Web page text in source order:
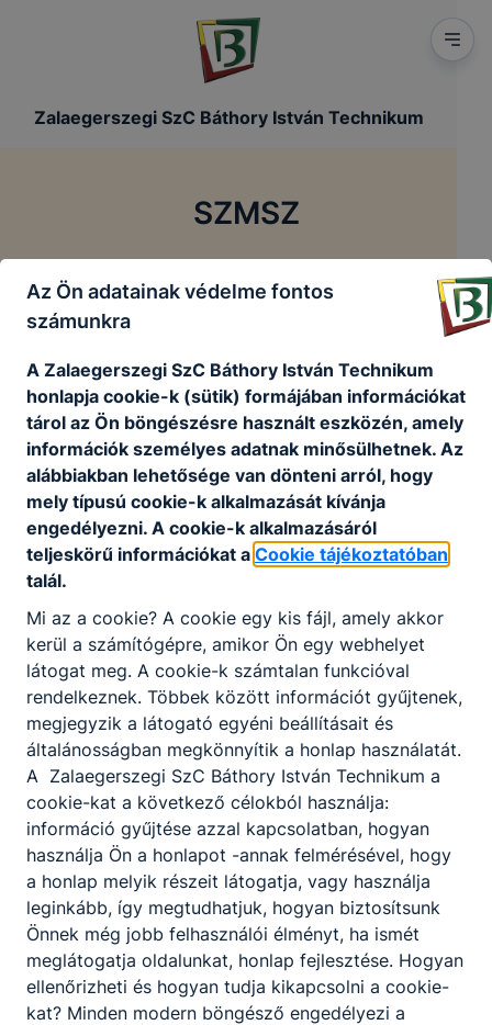
Zalaegerszegi SzC Báthory István Technikum
SZMSZ
Főoldal / Szakmai dokumentumok
Szervezeti Működési Szabályzat 2024
SZMSZletöltése
Partnereink
Az Ön adatainak védelme fontos
számunkra
A Zalaegerszegi SzC Báthory István Technikum
honlapja cookie-k (sütik) formájában információkat
tárol az Ön böngészésre használt eszközén, amely
információk személyes adatnak minősülhetnek. Az
alábbiakban lehetősége van dönteni arról, hogy
mely típusú cookie-k alkalmazását kívánja
engedélyezni. A cookie-k alkalmazásáról
teljeskörű információkat a Cookie tájékoztatóban
talál.
Mi az a cookie? A cookie egy kis fájl, amely akkor
kerül a számítógépre, amikor Ön egy webhelyet
látogat meg. A cookie-k számtalan funkcióval
rendelkeznek. Többek között információt gyűjtenek,
megjegyzik a látogató egyéni beállításait és
általánosságban megkönnyítik a honlap használatát.
A Zalaegerszegi SzC Báthory István Technikum a
cookie-kat a következő célokból használja:
információ gyűjtése azzal kapcsolatban, hogyan
használja Ön a honlapot -annak felmérésével, hogy
a honlap melyik részeit látogatja, vagy használja
leginkább, így megtudhatjuk, hogyan biztosítsunk
Önnek még jobb felhasználói élményt, ha ismét
meglátogatja oldalunkat, honlap fejlesztése. Hogyan
ellenőrizheti és hogyan tudja kikapcsolni a cookie-
kat? Minden modern böngésző engedélyezi a